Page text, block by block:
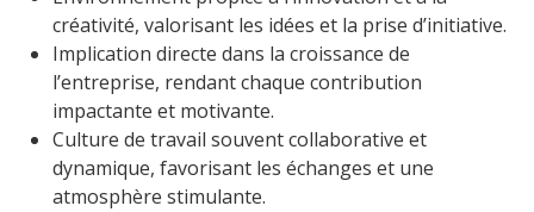
créativité, valorisant les idées et la prise d’initiative.
Implication directe dans la croissance de
l’entreprise, rendant chaque contribution
impactante et motivante.
Culture de travail souvent collaborative et
dynamique, favorisant les échanges et une
atmosphère stimulante.